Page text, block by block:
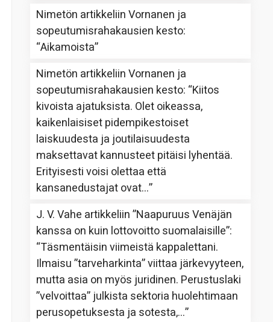
Nimetön artikkeliinVornanen ja
sopeutumisrahakausien kesto:
“Aikamoista”
Nimetön artikkeliinVornanen ja
sopeutumisrahakausien kesto: “Kiitos
kivoista ajatuksista. Olet oikeassa,
kaikenlaisiset pidempikestoiset
laiskuudesta ja joutilaisuudesta
maksettavat kannusteet pitäisi lyhentää.
Erityisesti voisi olettaa että
kansanedustajat ovat…”
J. V. Vahe artikkeliin”Naapuruus Venäjän
kanssa on kuin lottovoitto suomalaisille”:
“Täsmentäisin viimeistä kappalettani.
Ilmaisu ”tarveharkinta” viittaa järkevyyteen,
mutta asia on myös juridinen. Perustuslaki
”velvoittaa” julkista sektoria huolehtimaan
perusopetuksesta ja sotesta,…”